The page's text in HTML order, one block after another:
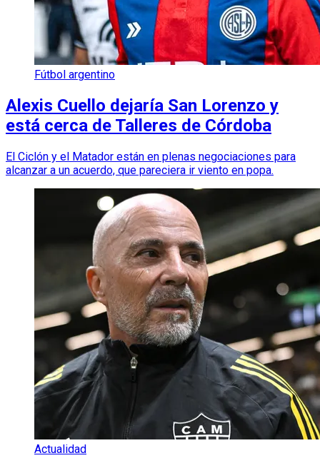
Fútbol argentino
Alexis Cuello dejaría San Lorenzo y
está cerca de Talleres de Córdoba
El Ciclón y el Matador están en plenas negociaciones para
alcanzar a un acuerdo, que pareciera ir viento en popa.
Actualidad